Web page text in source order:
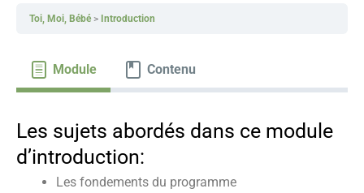
Toi, Moi, Bébé Introduction
Module Contenu
Les sujets abordés dans ce module
d’introduction:
Les fondements du programme